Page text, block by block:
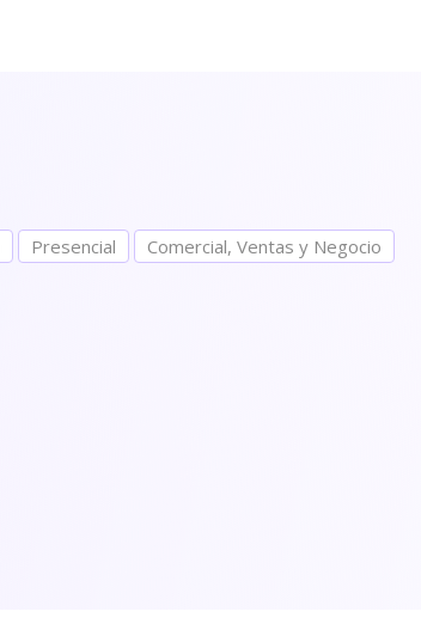
Presencial Comercial, Ventas y Negocio